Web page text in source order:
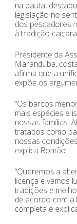
na pauta,
legislação no
dos pescadores
à tradição
Presidente da
Maranduba,
afirma que a
expõe os
“Os barcos
mais espécies e
nossas famílias.
tratados como
nossas
explica Romão.
“Queremos a
licença e vamos
tradições e
de acordo com a
completa e